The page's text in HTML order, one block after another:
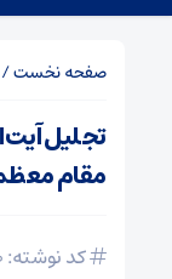
صفحه نخست/
تجلیل
مقام
کد نوشته: 157760